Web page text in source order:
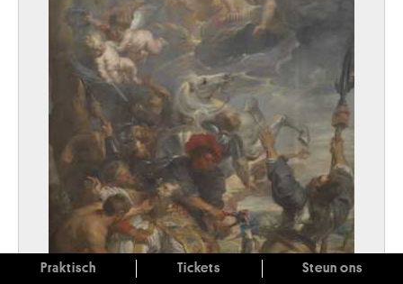
Praktisch Tickets Steun ons